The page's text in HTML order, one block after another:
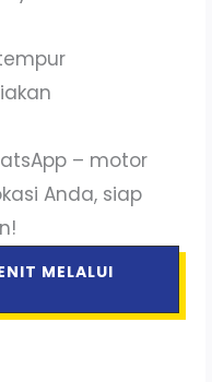
– motor
Anda, siap
MELALUI